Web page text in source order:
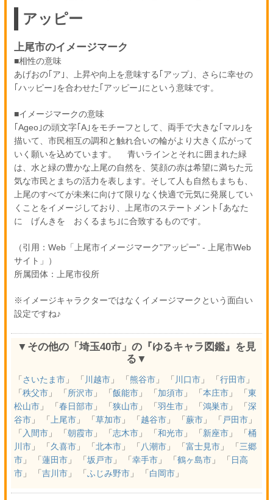
アッピー
上尾市のイメージマーク
■相性の意味
あげおの｢ア｣、上昇や向上を意味する｢アップ｣、さらに幸せの
｢ハッピー｣を合わせた｢アッピー｣にという意味です。
■イメージマークの意味
｢Ageo｣の頭文字｢A｣をモチーフとして、両手で大きな｢マル｣を
描いて、市民相互の調和と触れ合いの輪がより大きく広がって
いく願いを込めています。 青いラインとそれに囲まれた緑
は、水と緑の豊かな上尾の自然を、笑顔の赤は希望に満ちた元
気な市民とまちの活力を表します。そして人も自然もまちも、
上尾のすべてが未来に向けて限りなく快適で元気に発展してい
くことをイメージしており、上尾市のステートメント｢あなた
に げんきを おくるまち｣に合致するものです。
（引用：Web「上尾市イメージマーク"アッピー" - 上尾市Web
サイト」）
所属団体：上尾市役所
※イメージキャラクターではなくイメージマークという面白い
設定ですね♪
▼その他の「埼玉40市」の『ゆるキャラ図鑑』を見
る▼
「 さいたま市」 「 川越市」 「 熊谷市」 「 川口市」 「 行田市」
「 秩父市」 「 所沢市」 「 飯能市」 「 加須市」 「 本庄市」 「 東
松山市」 「 春日部市」 「 狭山市」 「 羽生市」 「 鴻巣市」 「 深
谷市」 「 上尾市」 「 草加市」 「 越谷市」 「 蕨市」 「 戸田市」
「 入間市」 「 朝霞市」 「 志木市」 「 和光市」 「 新座市」 「 桶
川市」 「 久喜市」 「 北本市」 「 八潮市」 「 富士見市」 「 三郷
市」 「 蓮田市」 「 坂戸市」 「 幸手市」 「 鶴ヶ島市」 「 日高
市」 「 吉川市」 「 ふじみ野市」 「 白岡市」